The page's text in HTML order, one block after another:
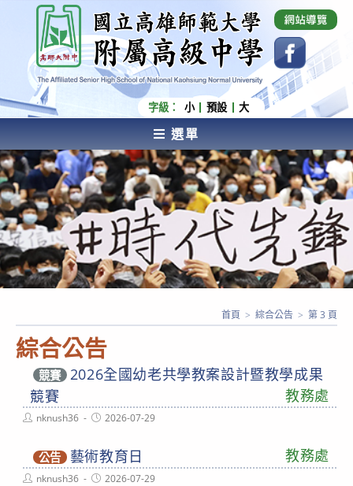
內
容
國立高雄師範大學附屬高級中學 Affiliated Senior
High School of National Kaohsiung Normal
University
字級： 小 預設 大
選單
AFFILIATED SENIOR HIGH SCHOOL OF NATIONAL
KAOHSIUNG NORMAL UNIVERSITY
綜合公告
首頁 > 綜合公告 > 第 3 頁
競賽
2026全國幼老共學教案設計暨教學成果
競賽
教務處
Postnknush36
Post2026-07-29
公告 藝術教育日 教務處
Postnknush36
Post2026-07-29